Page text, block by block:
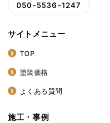
050-5536-1247
サイトメニュー
TOP
塗装価格
よくある質問
施工・事例